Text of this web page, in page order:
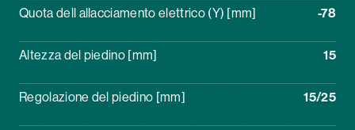
Quota dell allacciamento elettrico (Y) [mm] -78
Altezza del piedino [mm] 15
Regolazione del piedino [mm] 15/25